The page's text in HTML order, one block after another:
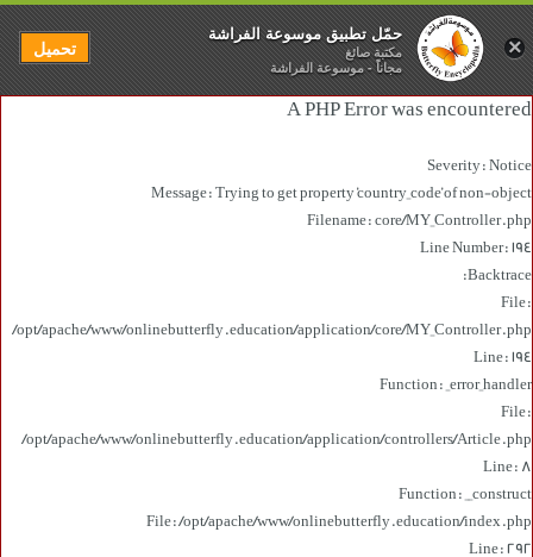
A PHP Error was encountered
Severity: Notice
Message: Trying to get property 'country_code' of non-object
Filename: core/MY_Controller.php
Line Number: 194
Backtrace:
File:
/opt/apache/www/onlinebutterfly.education/application/core/MY_Controller.php
Line: 194
Function: _error_handler
File:
/opt/apache/www/onlinebutterfly.education/application/controllers/Article.php
Line: 8
Function: __construct
File: /opt/apache/www/onlinebutterfly.education/index.php
Line: 292
×
حمّل تطبيق موسوعة الفراشة
مكتبة صائغ
مجاناً - موسوعة الفراشة
تحميل